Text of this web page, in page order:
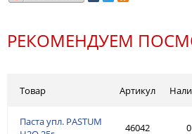
РЕКОМЕНДУЕМ
Товар
Паста упл. PASTUM
Артикул
46042 0